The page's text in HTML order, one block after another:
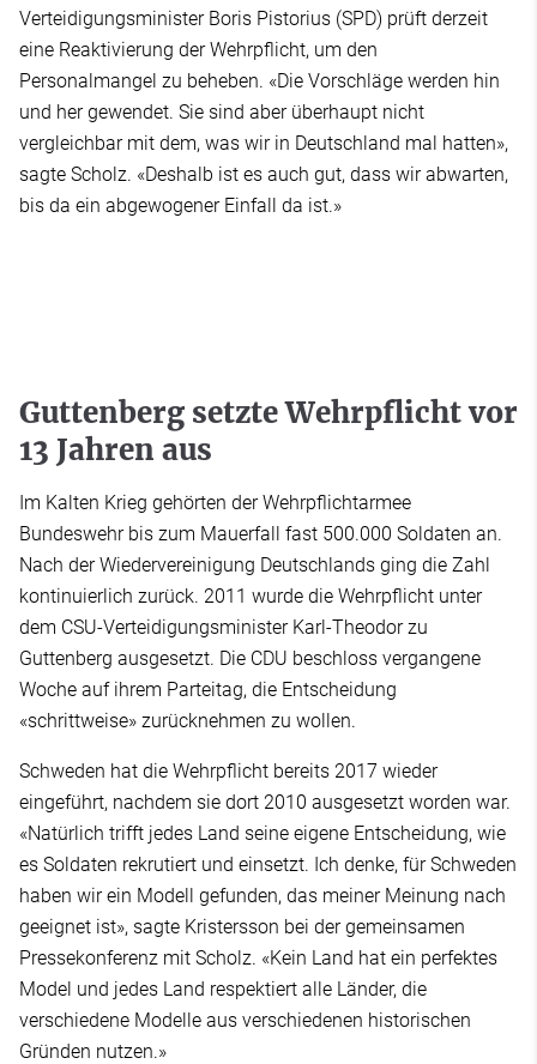
Verteidigungsminister Boris Pistorius (SPD) prüft derzeit
eine Reaktivierung der Wehrpflicht, um den
Personalmangel zu beheben. «Die Vorschläge werden hin
und her gewendet. Sie sind aber überhaupt nicht
vergleichbar mit dem, was wir in Deutschland mal hatten»,
sagte Scholz. «Deshalb ist es auch gut, dass wir abwarten,
bis da ein abgewogener Einfall da ist.»
Guttenberg setzte Wehrpflicht vor
13 Jahren aus
Im Kalten Krieg gehörten der Wehrpflichtarmee
Bundeswehr bis zum Mauerfall fast 500.000 Soldaten an.
Nach der Wiedervereinigung Deutschlands ging die Zahl
kontinuierlich zurück. 2011 wurde die Wehrpflicht unter
dem CSU-Verteidigungsminister Karl-Theodor zu
Guttenberg ausgesetzt. Die CDU beschloss vergangene
Woche auf ihrem Parteitag, die Entscheidung
«schrittweise» zurücknehmen zu wollen.
Schweden hat die Wehrpflicht bereits 2017 wieder
eingeführt, nachdem sie dort 2010 ausgesetzt worden war.
«Natürlich trifft jedes Land seine eigene Entscheidung, wie
es Soldaten rekrutiert und einsetzt. Ich denke, für Schweden
haben wir ein Modell gefunden, das meiner Meinung nach
geeignet ist», sagte Kristersson bei der gemeinsamen
Pressekonferenz mit Scholz. «Kein Land hat ein perfektes
Model und jedes Land respektiert alle Länder, die
verschiedene Modelle aus verschiedenen historischen
Gründen nutzen.»